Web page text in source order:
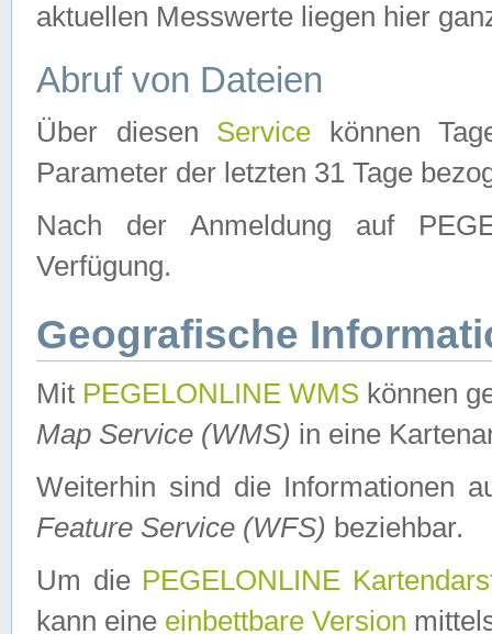
aktuellen Messwerte liegen hier
Abruf von Dateien
Über diesen Service können
Parameter der letzten 31 Tage
Nach der Anmeldung auf
Verfügung.
Geografische
Mit PEGELONLINE WMS können
Map Service (WMS) in eine
Weiterhin sind die Informationen
Feature Service (WFS) beziehbar.
Um die PEGELONLINE
kann eine einbettbare Version